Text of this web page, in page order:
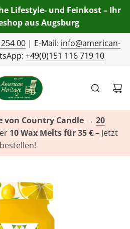
Lifestyle- und Feinkost – Ihr
aus Augsburg
00 | E-Mail: info@american-
+49(0)151 116 719 10
von Country Candle → 20
10 Wax Melts für 35 €– Jetzt
bestellen!